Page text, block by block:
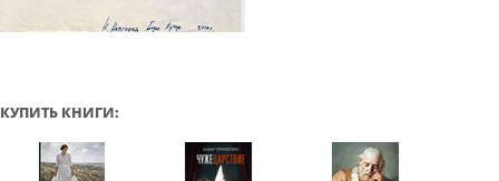
КУПИТЬ КНИГИ: